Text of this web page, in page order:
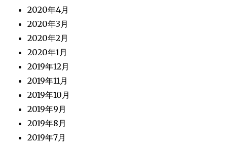
2020年4月
2020年3月
2020年2月
2020年1月
2019年12月
2019年11月
2019年10月
2019年9月
2019年8月
2019年7月